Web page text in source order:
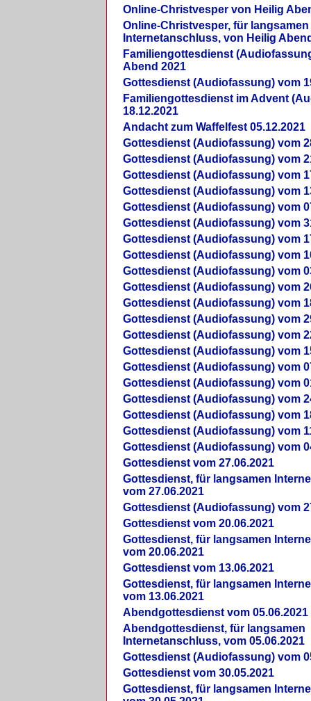
Online-Christvesper von Heilig
Online-Christvesper, für langsamen
Internetanschluss, von Heilig
Familiengottesdienst
Abend 2021
Gottesdienst (Audiofassung) vom
Familiengottesdienst im Advent
18.12.2021
Andacht zum Waffelfest 05.12.2021
Gottesdienst (Audiofassung) vom
Gottesdienst (Audiofassung) vom
Gottesdienst (Audiofassung) vom
Gottesdienst (Audiofassung) vom
Gottesdienst (Audiofassung) vom
Gottesdienst (Audiofassung) vom
Gottesdienst (Audiofassung) vom
Gottesdienst (Audiofassung) vom
Gottesdienst (Audiofassung) vom
Gottesdienst (Audiofassung) vom
Gottesdienst (Audiofassung) vom
Gottesdienst (Audiofassung) vom
Gottesdienst (Audiofassung) vom
Gottesdienst (Audiofassung) vom
Gottesdienst (Audiofassung) vom
Gottesdienst (Audiofassung) vom
Gottesdienst (Audiofassung) vom
Gottesdienst (Audiofassung) vom
Gottesdienst (Audiofassung) vom
Gottesdienst (Audiofassung) vom
Gottesdienst vom 27.06.2021
Gottesdienst, für langsamen
vom 27.06.2021
Gottesdienst (Audiofassung) vom
Gottesdienst vom 20.06.2021
Gottesdienst, für langsamen
vom 20.06.2021
Gottesdienst vom 13.06.2021
Gottesdienst, für langsamen
vom 13.06.2021
Abendgottesdienst vom 05.06.2021
Abendgottesdienst, für langsamen
Internetanschluss, vom 05.06.2021
Gottesdienst (Audiofassung) vom
Gottesdienst vom 30.05.2021
Gottesdienst, für langsamen